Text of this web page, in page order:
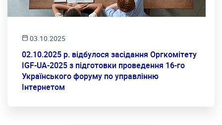
03.10.2025
02.10.2025 р. відбулося засідання Оргкомітету
IGF-UA-2025 з підготовки проведення 16-го
Українського форуму по управлінню
Інтернетом